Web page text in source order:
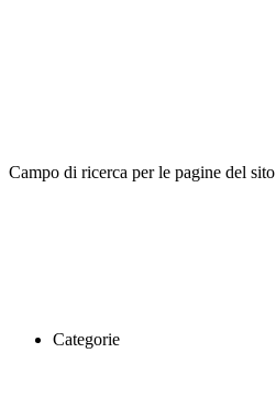
Campo di ricerca per le pagine del sito
Categorie